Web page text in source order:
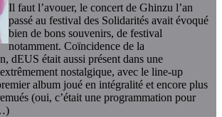
Il faut l’avouer, le concert de Ghinzu l’an
passé au festival des Solidarités avait évoqué
bien de bons souvenirs, de festival
notamment. Coïncidence de la
dEUS était aussi présent dans une
nostalgique, avec le line-up
album joué en intégralité et encore plus
(oui, c’était une programmation pour